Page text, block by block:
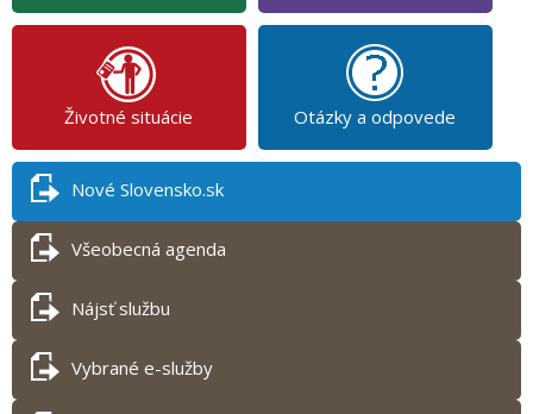
Životné situácie Otázky a odpovede
Nové Slovensko.sk
Všeobecná agenda
Nájsť službu
Vybrané e-služby